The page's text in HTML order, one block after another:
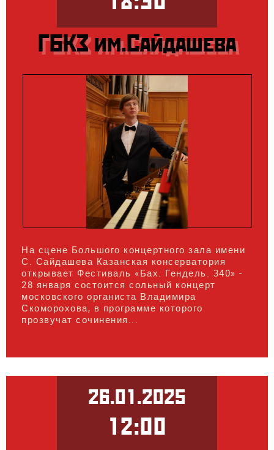
ГБКЗ им.Сайдашева
На сцене Большого концертного зала имени
С. Сайдашева Казанская консерватория
открывает Фестиваль «Бах. Гендель. 340» -
28 января состоится сольный концерт
московского органиста Владимира
Скоморохова, в программе которого
прозвучат сочинения...
26.01.2025
12:00